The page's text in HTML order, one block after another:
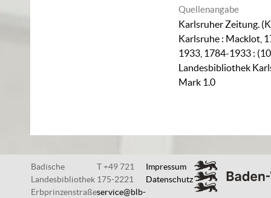
Quellenangabe
Karlsruher Zeitung.
Karlsruhe : Macklot,
1933, 1784-1933 :
Landesbibliothek
Mark 1.0
Badische
Landesbibliothek
Erbprinzenstraße
T +49 721
175-2221
service@blb-
Impressum
Datenschutz